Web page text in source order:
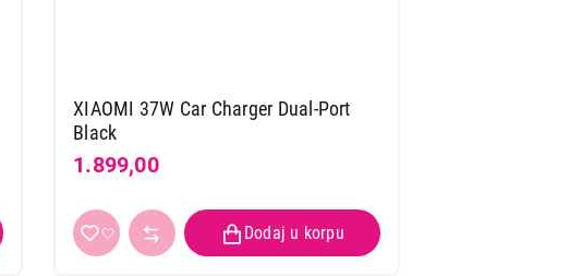
XIAOMI 37W Car Charger Dual-Port
Black
1.899,00